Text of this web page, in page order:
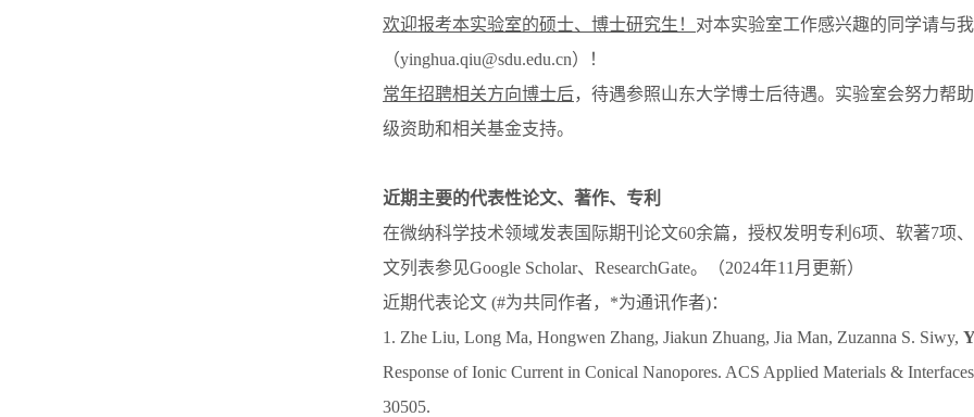
欢迎报考本实验室的硕士、博士研究生！ 对本实验室工作感兴趣的同学请与
（yinghua.qiu@sdu.edu.cn）
！
常年招聘相关方向博士后，待遇参照山东大学博士后待遇。实验室会努力帮
级资助和相关基金支持。
近期主要的代表性论文、著作、专利
在微纳科学技术领域发表国际期刊论文60余篇，授权发明专利6项、软著7项
文列表参见Google Scholar、ResearchGate。（2024年11月更新）
近期代表论文 (#为共同作者，*为通讯作者)：
1. Zhe Liu, Long Ma, Hongwen Zhang, Jiakun Zhuang, Jia Man, Zuzanna S. Siwy,
Response of Ionic Current in Conical Nanopores. ACS Applied Materials &
30505.